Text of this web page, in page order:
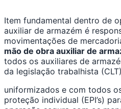
Item fundamental dentro de
auxiliar de armazém é
movimentações de
mão de obra auxiliar de
todos os auxiliares de
da legislação trabalhista
uniformizados e com todos
proteção individual (EPI’s)